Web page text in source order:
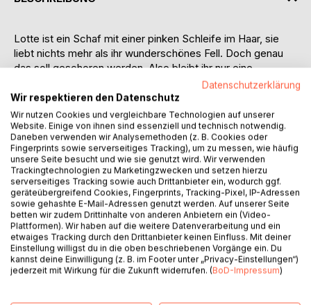
Lotte ist ein Schaf mit einer pinken Schleife im Haar, sie
liebt nichts mehr als ihr wunderschönes Fell. Doch genau
das soll geschoren werden. Also bleibt ihr nur eine
Möglichkeit, sie läuft weg. So beginnt Lottes aufregende
Abenteuerreise. Aber was passiert mit ihrem Fell, wenn es
nicht geschoren wird?
Eine wundervolle Geschichte über Selbstbestimmung und
die Erkenntnis, dass manche Dinge im Leben notwendig
sind.
Ein Bilderbuch mit einem Schaf auf Reisen, das seinen
eigenen Weg geht.
AUTOR/IN
Datenschutzerklärung
Wir respektieren den Datenschutz
Wir nutzen Cookies und vergleichbare Technologien auf unserer
Website. Einige von ihnen sind essenziell und technisch notwendig.
Daneben verwenden wir Analysemethoden (z. B. Cookies oder
Fingerprints sowie serverseitiges Tracking), um zu messen, wie häufig
unsere Seite besucht und wie sie genutzt wird. Wir verwenden
Trackingtechnologien zu Marketingzwecken und setzen hierzu
serverseitiges Tracking sowie auch Drittanbieter ein, wodurch ggf.
geräteübergreifend Cookies, Fingerprints, Tracking-Pixel, IP-Adressen
sowie gehashte E-Mail-Adressen genutzt werden. Auf unserer Seite
betten wir zudem Drittinhalte von anderen Anbietern ein (Video-
Plattformen). Wir haben auf die weitere Datenverarbeitung und ein
etwaiges Tracking durch den Drittanbieter keinen Einfluss. Mit deiner
Einstellung willigst du in die oben beschriebenen Vorgänge ein. Du
kannst deine Einwilligung (z. B. im Footer unter „Privacy-Einstellungen“)
jederzeit mit Wirkung für die Zukunft widerrufen. (BoD-Impressum)